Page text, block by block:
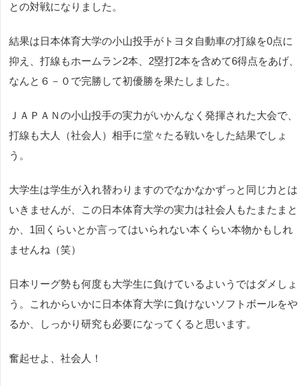
との対戦になりました。
結果は日本体育大学の小山投手がトヨタ自動車の打線を0点に
抑え、打線もホームラン2本、2塁打2本を含めて6得点をあげ、
なんと６－０で完勝して初優勝を果たしました。
ＪＡＰＡＮの小山投手の実力がいかんなく発揮された大会で、
打線も大人（社会人）相手に堂々たる戦いをした結果でしょ
う。
大学生は学生が入れ替わりますのでなかなかずっと同じ力とは
いきませんが、この日本体育大学の実力は社会人もたまたまと
か、1回くらいとか言ってはいられない本くらい本物かもしれ
ませんね（笑）
日本リーグ勢も何度も大学生に負けているよいうではダメしょ
う。これからいかに日本体育大学に負けないソフトボールをや
るか、しっかり研究も必要になってくると思います。
奮起せよ、社会人！